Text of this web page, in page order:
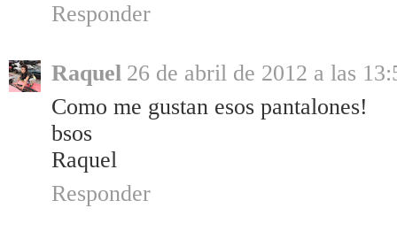
Responder
Raquel 26 de abril de 2012 a las
Como me gustan esos pantalones!
bsos
Raquel
Responder